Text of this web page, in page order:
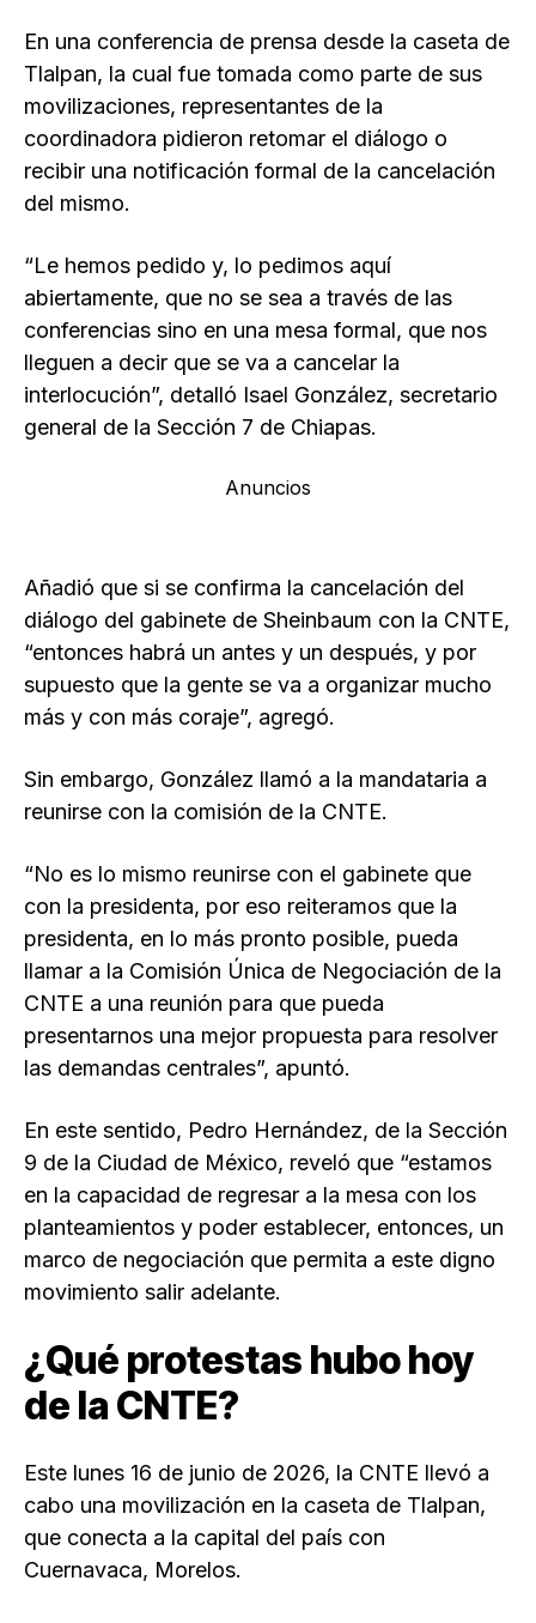
En una conferencia de prensa desde la caseta de
Tlalpan, la cual fue tomada como parte de sus
movilizaciones, representantes de la
coordinadora pidieron retomar el diálogo o
recibir una notificación formal de la cancelación
del mismo.
“Le hemos pedido y, lo pedimos aquí
abiertamente, que no se sea a través de las
conferencias sino en una mesa formal, que nos
lleguen a decir que se va a cancelar la
interlocución”, detalló Isael González, secretario
general de la Sección 7 de Chiapas.
Anuncios
Añadió que si se confirma la cancelación del
diálogo del gabinete de Sheinbaum con la CNTE,
“entonces habrá un antes y un después, y por
supuesto que la gente se va a organizar mucho
más y con más coraje”, agregó.
Sin embargo, González llamó a la mandataria a
reunirse con la comisión de la CNTE.
“No es lo mismo reunirse con el gabinete que
con la presidenta, por eso reiteramos que la
presidenta, en lo más pronto posible, pueda
llamar a la Comisión Única de Negociación de la
CNTE a una reunión para que pueda
presentarnos una mejor propuesta para resolver
las demandas centrales”, apuntó.
En este sentido, Pedro Hernández, de la Sección
9 de la Ciudad de México, reveló que “estamos
en la capacidad de regresar a la mesa con los
planteamientos y poder establecer, entonces, un
marco de negociación que permita a este digno
movimiento salir adelante.
¿Qué protestas hubo hoy
de la CNTE?
Este lunes 16 de junio de 2026, la CNTE llevó a
cabo una movilización en la caseta de Tlalpan,
que conecta a la capital del país con
Cuernavaca, Morelos.